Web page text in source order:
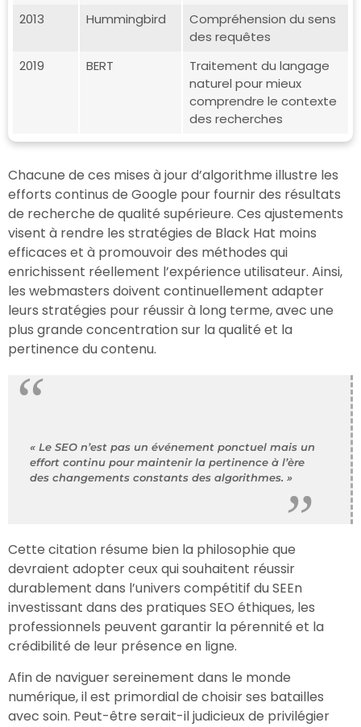
2013
Hummingbird
Compréhension du sens
des requêtes
2019
BERT
Traitement du langage
naturel pour mieux
comprendre le contexte
des recherches
Chacune de ces mises à jour d’algorithme illustre les
efforts continus de Google pour fournir des résultats
de recherche de qualité supérieure. Ces ajustements
visent à rendre les stratégies de Black Hat moins
efficaces et à promouvoir des méthodes qui
enrichissent réellement l’expérience utilisateur. Ainsi,
les webmasters doivent continuellement adapter
leurs stratégies pour réussir à long terme, avec une
plus grande concentration sur la qualité et la
pertinence du contenu.
« Le SEO n’est pas un événement ponctuel mais un
effort continu pour maintenir la pertinence à l’ère
des changements constants des algorithmes. »
Cette citation résume bien la philosophie que
devraient adopter ceux qui souhaitent réussir
durablement dans l’univers compétitif du SEEn
investissant dans des pratiques SEO éthiques, les
professionnels peuvent garantir la pérennité et la
crédibilité de leur présence en ligne.
Afin de naviguer sereinement dans le monde
numérique, il est primordial de choisir ses batailles
avec soin. Peut-être serait-il judicieux de privilégier